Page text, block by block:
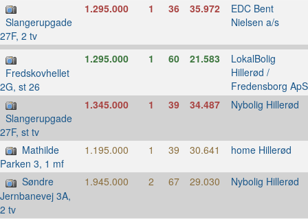
Slangerupgade
27F, 2 tv
1.295.000 1 36 35.972 EDC Bent
Nielsen a/s
Fredskovhellet
2G, st 26
1.295.000 1 60 21.583 LokalBolig
Hillerød /
Fredensborg ApS
Slangerupgade
27F, st tv
1.345.000 1 39 34.487 Nybolig Hillerød
Mathilde
Parken 3, 1 mf
1.195.000 1 39 30.641 home Hillerød
Søndre
Jernbanevej 3A,
2 tv
1.945.000 2 67 29.030 Nybolig Hillerød